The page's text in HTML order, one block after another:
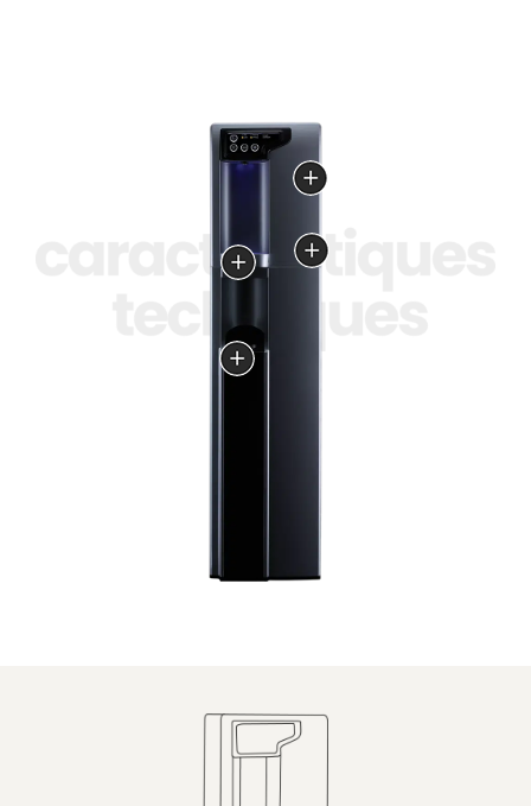
Filtration ultrafine et
Disponible en modèle de
Réservoir anti-
Espace de remplissage
pour l’utilisation de
gourdes ou carafes.